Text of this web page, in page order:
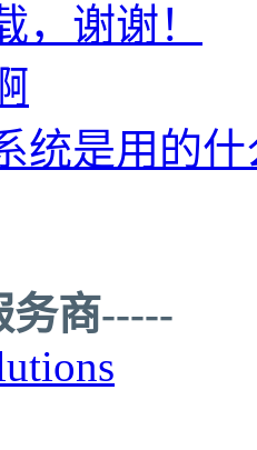
，谢谢！
统是用的什
务商-----